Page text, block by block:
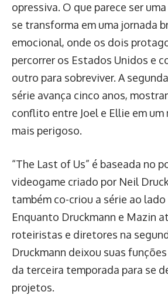
opressiva. O que parece ser
se transforma em uma jornada
emocional, onde os dois
percorrer os Estados Unidos e
outro para sobreviver. A
série avança cinco anos,
conflito entre Joel e Ellie em um
mais perigoso.
“The Last of Us” é baseada no
videogame criado por Neil
também co-criou a série ao
Enquanto Druckmann e Mazin
roteiristas e diretores na
Druckmann deixou suas
da terceira temporada para se
projetos.